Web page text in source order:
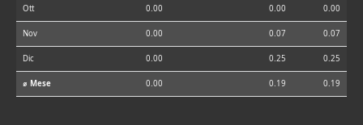
Ott 0.00 0.00 0.00
Nov 0.00 0.07 0.07
Dic 0.00 0.25 0.25
⌀ Mese 0.00 0.19 0.19